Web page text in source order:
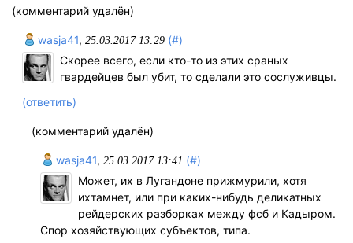
(комментарий удалён)
wasja41, 25.03.2017 13:29 (#)
Скорее всего, если кто-то из этих сраных
гвардейцев был убит, то сделали это сослуживцы.
(ответить)
(комментарий удалён)
wasja41,25.03.2017 13:41 (#)
Может, их в Лугандоне прижмурили, хотя
ихтамнет, или при каких-нибудь деликатных
рейдерских разборках между фсб и Кадыром.
Спор хозяйствующих субъектов, типа.